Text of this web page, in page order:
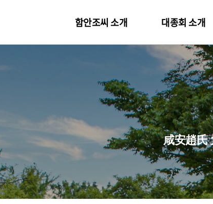
함안조씨 소개 대종회 소개
종훈
회칙
인터넷운영규정
대종회보
대종회임원
항렬도
대종회운영
각종향례
축문
조묘축
미천제축
국천제축
묘향축
홀기
조묘홀
미천제홀
국천제홀
묘향홀
대종회 재산
사업계획
咸安趙氏